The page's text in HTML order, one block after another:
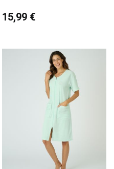
15,99 €